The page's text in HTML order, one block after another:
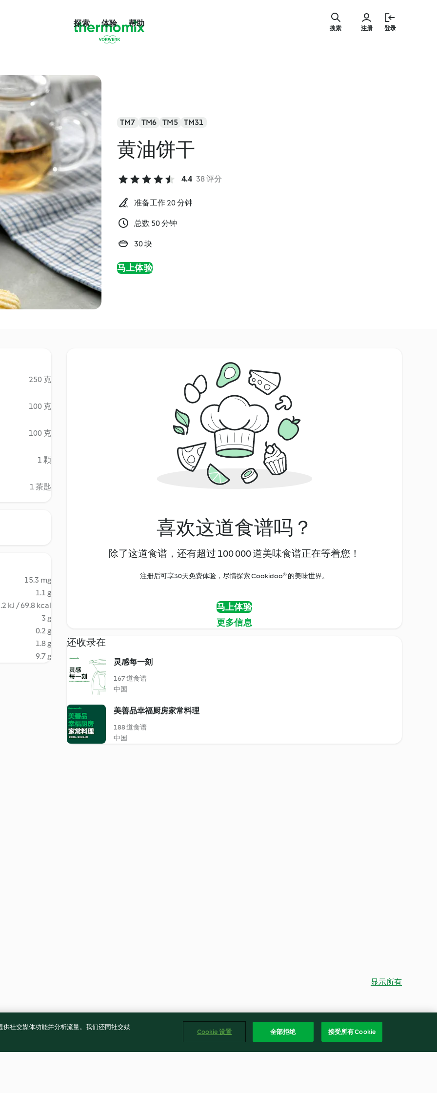
探索 体验 帮助
注册 登录
搜索
TM7 TM6 TM5 TM31
黄油饼干
4.4 38 评分
准备工作 20 分钟
总数 50 分钟
30 块
马上体验
250 克
100 克
100 克
1 颗
1 茶匙
15.3 mg
1.1 g
kJ / 69.8 kcal
3 g
0.2 g
1.8 g
9.7 g
喜欢这道食谱吗？
除了这道食谱，还有超过 100 000 道美味食谱正在等着您！
注册后可享30天免费体验，尽情探索 Cookidoo® 的美味世界。
马上体验
更多信息
还收录在
灵感每一刻
167 道食谱
中国
美善品幸福厨房家常料理
188 道食谱
中国
显示所有
社交媒体功能并分析流量。我们还同社交媒
Cookie 设置 全部拒绝 接受所有 Cookie